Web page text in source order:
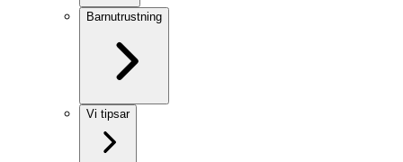
Barnutrustning
Vi tipsar